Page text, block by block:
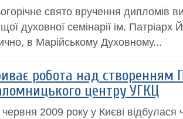
свято вручення дипломів
духовної семінарії ім.
в Марійському Духовному...
робота над створенням
центру УГКЦ
2009 року у Києві відбулася